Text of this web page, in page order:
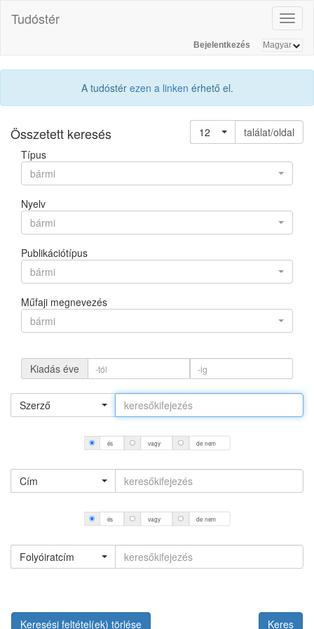
Tudóstér
Bejelentkezés
A tudóstér ezen a linken érhető el.
Összetett keresés 12
találat/oldal
Típus
bármi
Nyelv
bármi
Publikációtípus
bármi
Műfaji megnevezés
bármi
Kiadás éve
Szerző
és vagy de nem
Cím
és vagy de nem
Folyóiratcím
Keresési feltétel(ek) törlése